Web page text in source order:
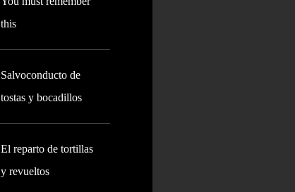
this
Salvoconducto de
tostas y bocadillos
El reparto de tortillas
y revueltos